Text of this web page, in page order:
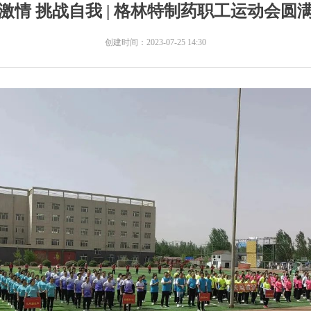
情 挑战自我 | 格林特制药职工运动会圆
创建时间： 2023-07-25 14:30